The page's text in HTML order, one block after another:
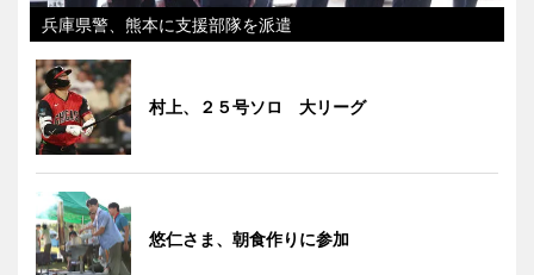
兵庫県警、熊本に支援部隊を派遣
村上、２５号ソロ 大リーグ
悠仁さま、朝食作りに参加